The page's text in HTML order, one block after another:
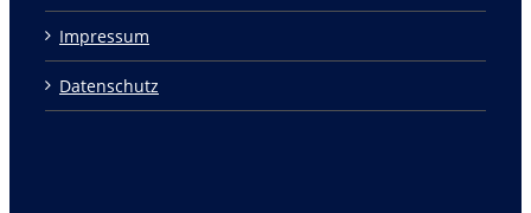
Impressum
Datenschutz